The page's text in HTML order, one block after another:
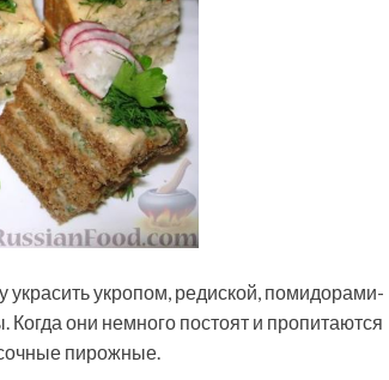
укропом, редиской, помидорами-
они немного постоят и пропитаются
пирожные.